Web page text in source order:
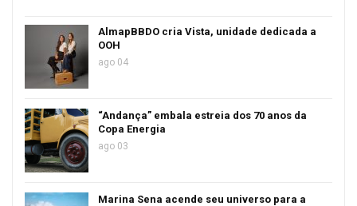
AlmapBBDO cria Vista, unidade dedicada a
OOH
ago 04
“Andança” embala estreia dos 70 anos da
Copa Energia
ago 03
Marina Sena acende seu universo para a